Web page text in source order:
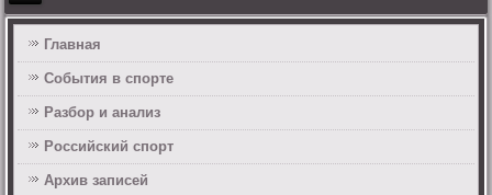
Главная
События в спорте
Разбор и анализ
Российский спорт
Архив записей